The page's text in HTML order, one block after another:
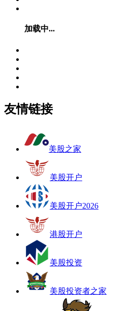
加载中...
友情链接
美股之家
美股开户
美股开户2026
港股开户
美股投资
美股投资者之家